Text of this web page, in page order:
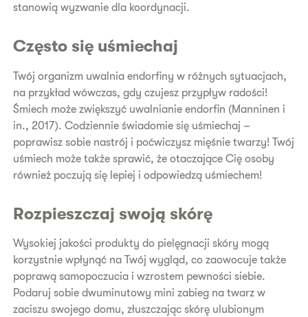
stanowią wyzwanie dla koordynacji.
Często się uśmiechaj
Twój organizm uwalnia endorfiny w różnych sytuacjach,
na przykład wówczas, gdy czujesz przypływ radości!
Śmiech może zwiększyć uwalnianie endorfin (Manninen i
in., 2017). Codziennie świadomie się uśmiechaj –
poprawisz sobie nastrój i poćwiczysz mięśnie twarzy! Twój
uśmiech może także sprawić, że otaczające Cię osoby
również poczują się lepiej i odpowiedzą uśmiechem!
Rozpieszczaj swoją skórę
Wysokiej jakości produkty do pielęgnacji skóry mogą
korzystnie wpłynąć na Twój wygląd, co zaowocuje także
poprawą samopoczucia i wzrostem pewności siebie.
Podaruj sobie dwuminutowy mini zabieg na twarz w
zaciszu swojego domu, złuszczając skórę ulubionym